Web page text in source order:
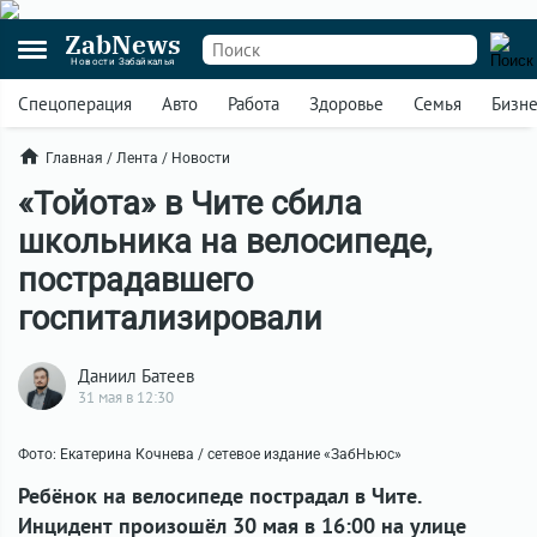
ZabNews
Новости Забайкалья
Спецоперация Авто Работа Здоровье Семья
Главная / Лента / Новости
«Тойота» в Чите сбила
школьника на велосипеде,
пострадавшего
госпитализировали
Даниил Батеев
31 мая в 12:30
Фото: Екатерина Кочнева / сетевое издание «ЗабНьюс»
Ребёнок на велосипеде пострадал в Чите.
Инцидент произошёл 30 мая в 16:00 на улице